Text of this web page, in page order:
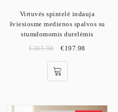
Virtuvės spintelė indauja
šviesiosme medienos spalvos su
stumdomomis durelėmis
€305.98 €197.98